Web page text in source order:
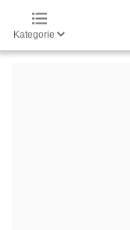
Kategorie